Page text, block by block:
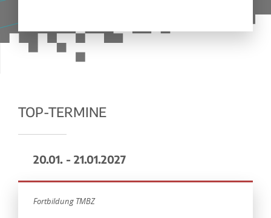
TOP-TERMINE
20.01. - 21.01.2027
Fortbildung TMBZ